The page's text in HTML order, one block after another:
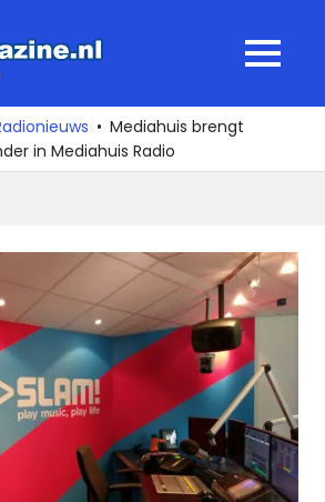
MENU
Mediahuis brengt
in Mediahuis Radio